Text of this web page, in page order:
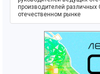
производителей
отечественном рынке